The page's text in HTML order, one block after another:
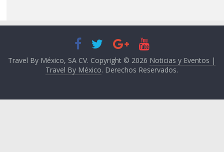
Travel By México, SA CV. Copyright © 2026 Noticias y Eventos |
Travel By México. Derechos Reservados.